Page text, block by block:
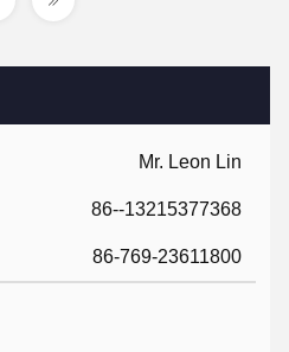
Mr. Leon Lin
86--13215377368
86-769-23611800